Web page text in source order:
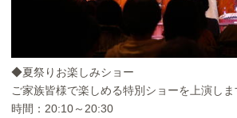
◆夏祭りお楽しみショー
ご家族皆様で楽しめる特別ショーを上演しま
時間：20:10～20:30